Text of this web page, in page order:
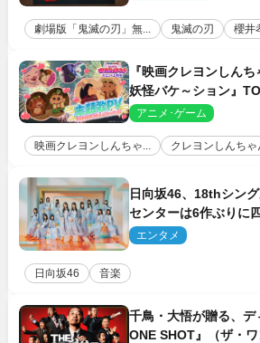
劇場版「鬼滅の刃」無... 鬼滅の刃 櫻井
『映画クレヨンしん
妖怪バケ～ション』
「大人になったら」PV
アニメ･ゲーム
映画クレヨンしんちゃ... クレヨンしんちゃ
日向坂46、18thシング
センターは6作ぶり
新ビジュアル解禁
エンタメ
日向坂46 音楽
千鳥・大悟が贈る、
ONE SHOT』（ザ・